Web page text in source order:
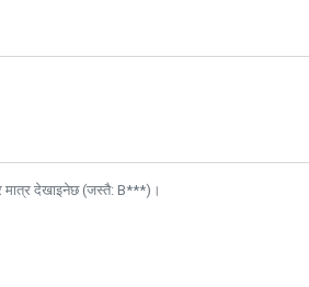
मात्र देखाइनेछ (जस्तै: B***)।